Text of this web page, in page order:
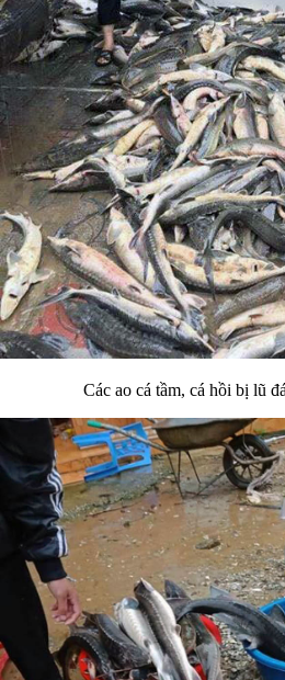
Các ao cá tầm, cá hồi bị lũ